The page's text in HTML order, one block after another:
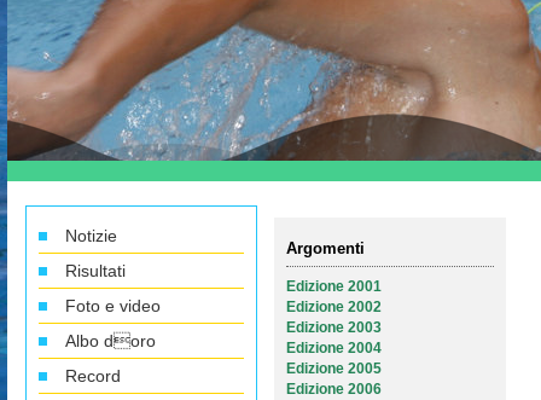
Notizie
Risultati
Foto e video
Albo doro
Record
Argomenti
Edizione 2001
Edizione 2002
Edizione 2003
Edizione 2004
Edizione 2005
Edizione 2006